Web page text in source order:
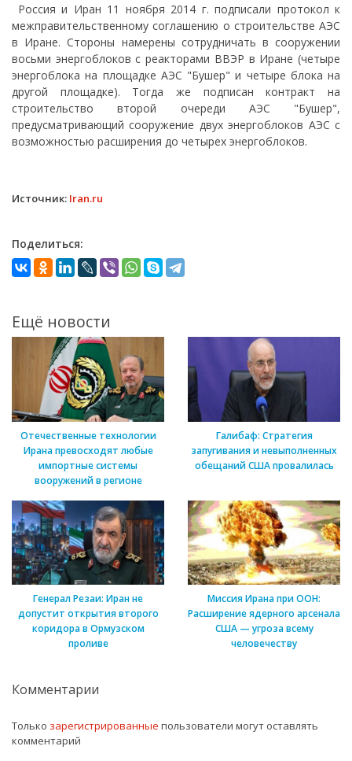
Россия и Иран 11 ноября 2014 г. подписали протокол к
межправительственному соглашению о строительстве АЭС
в Иране. Стороны намерены сотрудничать в сооружении
восьми энергоблоков с реакторами ВВЭР в Иране (четыре
энергоблока на площадке АЭС "Бушер" и четыре блока на
другой площадке). Тогда же подписан контракт на
строительство второй очереди АЭС "Бушер",
предусматривающий сооружение двух энергоблоков АЭС с
возможностью расширения до четырех энергоблоков.
Источник: Iran.ru
Поделиться:
Ещё новости
Отечественные технологии
Ирана превосходят любые
импортные системы
вооружений в регионе
Галибаф: Стратегия
запугивания и невыполненных
обещаний США провалилась
Генерал Резаи: Иран не
допустит открытия второго
коридора в Ормузском
проливе
Миссия Ирана при ООН:
Расширение ядерного арсенала
США — угроза всему
человечеству
Комментарии
Только зарегистрированные пользователи могут оставлять
комментарий